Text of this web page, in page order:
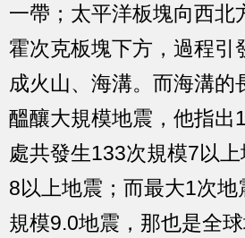
一帶；太平洋板塊向西北
霍次克板塊下方，過程引
成火山、海溝。而海溝的
醞釀大規模地震，他指出
處共發生133次規模7以
8以上地震；而最大1次
規模9.0地震，那也是全